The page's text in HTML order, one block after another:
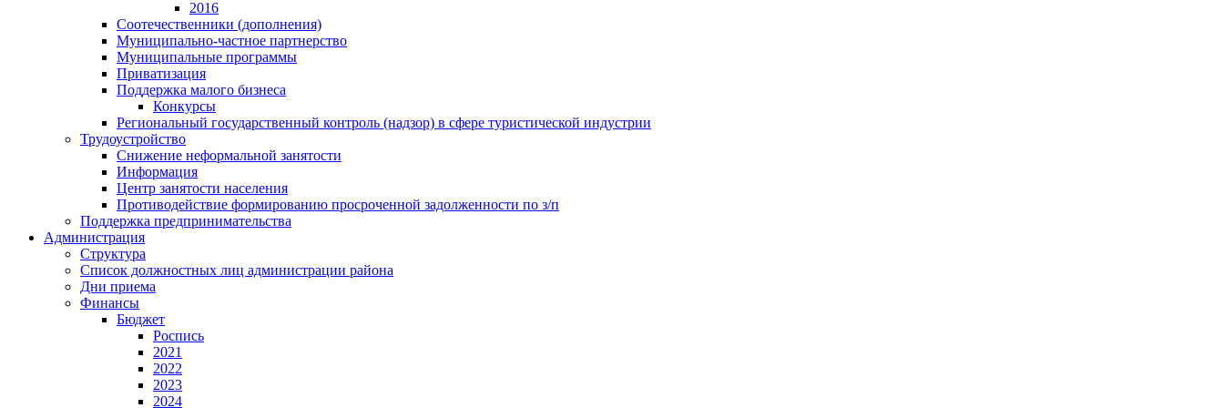
2016
Соотечественники (дополнения)
Муниципально-частное партнерство
Муниципальные программы
Приватизация
Поддержка малого бизнеса
Конкурсы
Региональный государственный контроль (надзор) в сфере туристической индустрии
Трудоустройство
Снижение неформальной занятости
Информация
Центр занятости населения
Противодействие формированию просроченной задолженности по з/п
Поддержка предпринимательства
Администрация
Структура
Список должностных лиц администрации района
Дни приема
Финансы
Бюджет
Роспись
2021
2022
2023
2024